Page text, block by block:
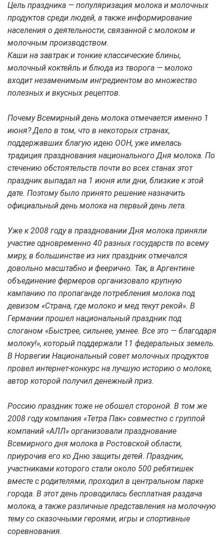
Цель праздника — популяризация молока и молочных
продуктов среди людей, а также информирование
населения о деятельности, связанной с молоком и
молочным производством.
Каши на завтрак и тонкие классические блины,
молочный коктейль и блюда из творога — молоко
входит незаменимым ингредиентом во множество
полезных и вкусных рецептов.
Почему Всемирный день молока отмечается именно 1
июня? Дело в том, что в некоторых странах,
поддержавших благую идею ООН, уже имелась
традиция празднования национального Дня молока. По
стечению обстоятельств почти во всех станах этот
праздник выпадал на 1 июня или дни, близкие к этой
дате. Поэтому было принято решение назначить
официальный день молока на первый день лета.
Уже к 2008 году в праздновании Дня молока приняли
участие одновременно 40 разных государств по всему
миру, в большинстве из них праздник отмечался
довольно масштабно и феерично. Так, в Аргентине
объединение фермеров организовало крупную
кампанию по пропаганде потребления молока под
девизом «Страна, где молоко и мед текут рекой». В
Германии прошел национальный праздник под
слоганом «Быстрее, сильнее, умнее. Все это — благодаря
молоку!», который поддержали 11 федеральных земель.
В Норвегии Национальный совет молочных продуктов
провел интернет-конкурс на лучшую историю о молоке,
автор которой получил денежный приз.
Россию праздник тоже не обошел стороной. В том же
2008 году компания «Тетра Пак» совместно с группой
компаний «АЛЛ» организовали празднование
Всемирного дня молока в Ростовской области,
приурочив его ко Дню защиты детей. Праздник,
участниками которого стали около 500 ребятишек
вместе с родителями, проходил в центральном парке
города. В этот день проводилась бесплатная раздача
молока, а также различные представления на молочную
тему со сказочными героями, игры и спортивные
соревнования.